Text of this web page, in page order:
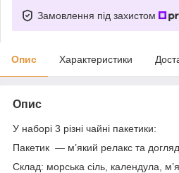
Замовлення під захистом
Опис Характеристики
Опис
У наборі 3 різні чайні пакетики:
Пакетик — м’який релакс та
Склад: морська сіль, календула,